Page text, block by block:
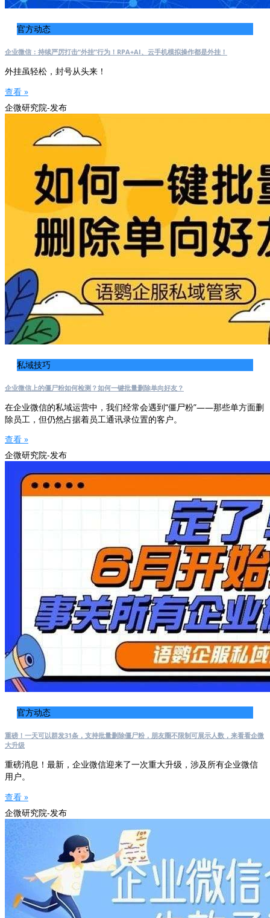
官方动态
企业微信：持续严厉打击“外挂”行为！RPA+AI、云手机模拟操作都是外挂！
外挂虽轻松，封号从头来！
查看 »
企微研究院-发布
私域技巧
企业微信上的僵尸粉如何检测？如何一键批量删除单向好友？
在企业微信的私域运营中，我们经常会遇到“僵尸粉”——那些单方面删
除员工，但仍然占据着员工通讯录位置的客户。
查看 »
企微研究院-发布
官方动态
重磅！一天可以群发31条，支持批量删除僵尸粉，朋友圈不限制可展示人数，来看看企微
大升级
重磅消息！最新，企业微信迎来了一次重大升级，涉及所有企业微信
用户。
查看 »
企微研究院-发布